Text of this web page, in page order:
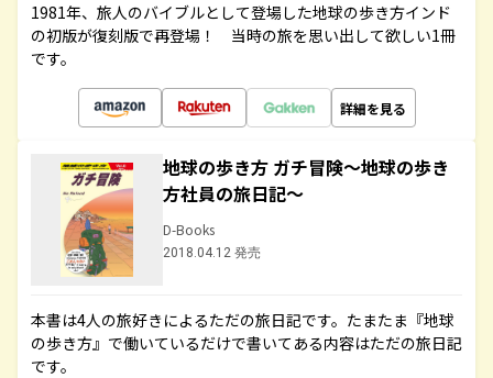
1981年、旅人のバイブルとして登場した地球の歩き方インド
の初版が復刻版で再登場！ 当時の旅を思い出して欲しい1冊
です。
詳細を見る
地球の歩き方 ガチ冒険～地球の歩き
方社員の旅日記～
D-Books
2018.04.12 発売
本書は4人の旅好きによるただの旅日記です。たまたま『地球
の歩き方』で働いているだけで書いてある内容はただの旅日記
です。